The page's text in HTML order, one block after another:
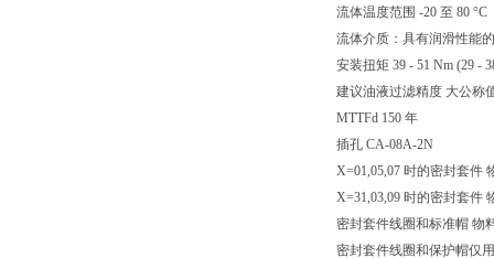
流体温度范围 -20 至 80 °C
流体介质：具有润滑性能
安装扭矩 39 - 51 Nm (29 -
建议油液过滤精度 大公称
MTTFd 150 年
插孔 CA-08A-2N
X=01,05,07 时的密封套件
X=31,03,09 时的密封套件
密封套件线圈和标准帽 物
密封套件线圈和保护帽仅